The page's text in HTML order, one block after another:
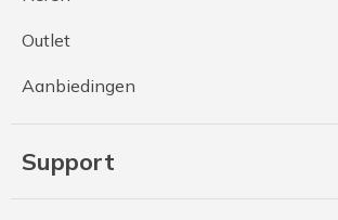
Outlet
Aanbiedingen
Support